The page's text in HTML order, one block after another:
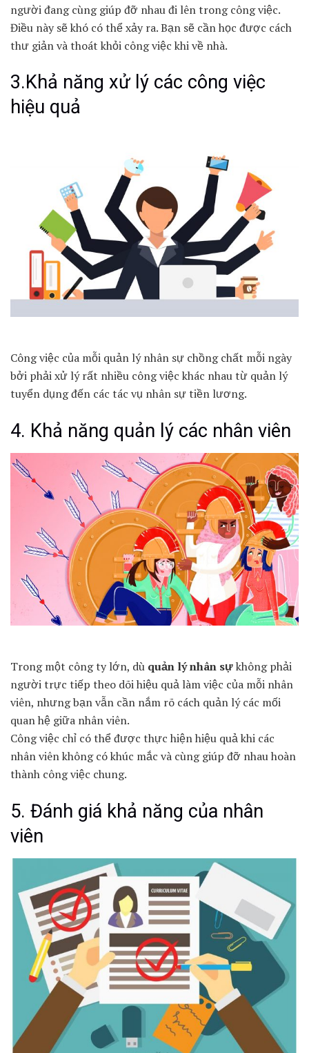
người đang cùng giúp đỡ nhau đi lên trong công việc.
Điều này sẽ khó có thể xảy ra. Bạn sẽ cần học được cách
thư giản và thoát khỏi công việc khi về nhà.
3.Khả năng xử lý các công việc
hiệu quả
Công việc của mỗi quản lý nhân sự chồng chất mỗi ngày
bởi phải xử lý rất nhiều công việc khác nhau từ quản lý
tuyển dụng đến các tác vụ nhân sự tiền lương.
4. Khả năng quản lý các nhân viên
Trong một công ty lớn, dù quản lý nhân sựkhông phải
người trực tiếp theo dõi hiệu quả làm việc của mỗi nhân
viên, nhưng bạn vẫn cần nắm rõ cách quản lý các mối
quan hệ giữa nhân viên.
Công việc chỉ có thể được thực hiện hiệu quả khi các
nhân viên không có khúc mắc và cùng giúp đỡ nhau hoàn
thành công việc chung.
5. Đánh giá khả năng của nhân
viên